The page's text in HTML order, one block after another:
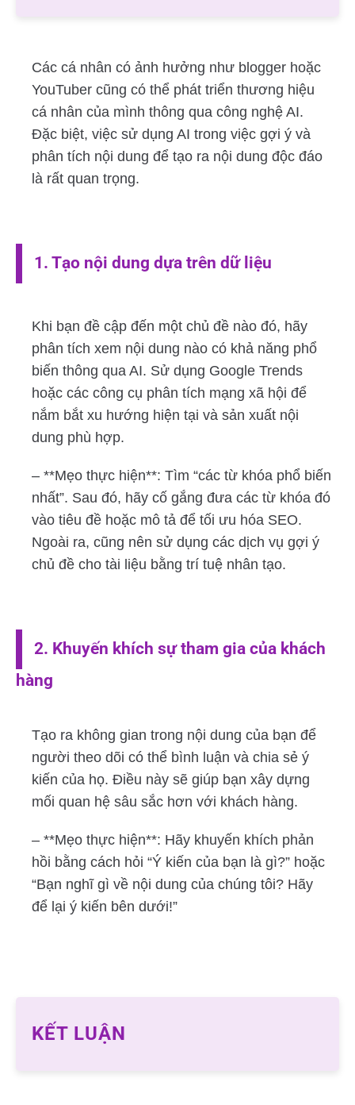
Các cá nhân có ảnh hưởng như blogger hoặc
YouTuber cũng có thể phát triển thương hiệu
cá nhân của mình thông qua công nghệ AI.
Đặc biệt, việc sử dụng AI trong việc gợi ý và
phân tích nội dung để tạo ra nội dung độc đáo
là rất quan trọng.
1. Tạo nội dung dựa trên dữ liệu
Khi bạn đề cập đến một chủ đề nào đó, hãy
phân tích xem nội dung nào có khả năng phổ
biến thông qua AI. Sử dụng Google Trends
hoặc các công cụ phân tích mạng xã hội để
nắm bắt xu hướng hiện tại và sản xuất nội
dung phù hợp.
– **Mẹo thực hiện**: Tìm “các từ khóa phổ biến
nhất”. Sau đó, hãy cố gắng đưa các từ khóa đó
vào tiêu đề hoặc mô tả để tối ưu hóa SEO.
Ngoài ra, cũng nên sử dụng các dịch vụ gợi ý
chủ đề cho tài liệu bằng trí tuệ nhân tạo.
2. Khuyến khích sự tham gia của khách
hàng
Tạo ra không gian trong nội dung của bạn để
người theo dõi có thể bình luận và chia sẻ ý
kiến của họ. Điều này sẽ giúp bạn xây dựng
mối quan hệ sâu sắc hơn với khách hàng.
– **Mẹo thực hiện**: Hãy khuyến khích phản
hồi bằng cách hỏi “Ý kiến của bạn là gì?” hoặc
“Bạn nghĩ gì về nội dung của chúng tôi? Hãy
để lại ý kiến bên dưới!”
KẾT LUẬN